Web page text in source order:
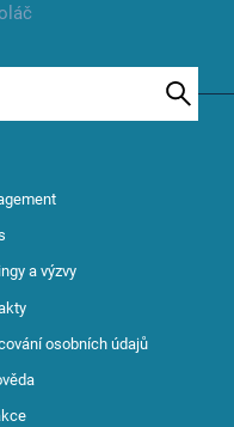
a výzvy
osobních údajů